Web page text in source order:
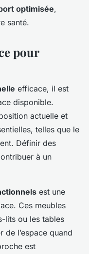
optimisée,
santé.
pour
efficace, il est
disponible.
actuelle et
telles que le
Définir des
à un
est une
Ces meubles
lits ou les tables
de l’espace quand
est